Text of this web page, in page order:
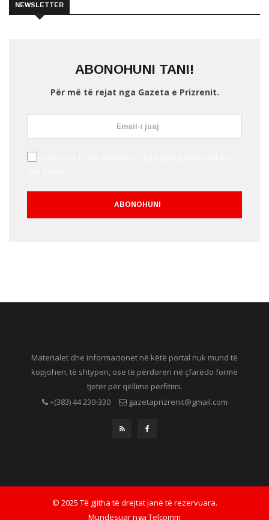
NEWSLETTER
ABONOHUNI TANI!
Për më të rejat nga Gazeta e Prizrenit.
Materialet dhe informacionet në këtë portal nuk mund të
kopjohen, të shtypen, ose të përdoren në çfarëdo forme
tjetër për qëllime përfitimi.
+(383) 44 230-330
gazetaprizrenit@gmail.com
© 2025 Të gjitha të drejtat janë të rezervuara.
Mundësuar nga Telcomm